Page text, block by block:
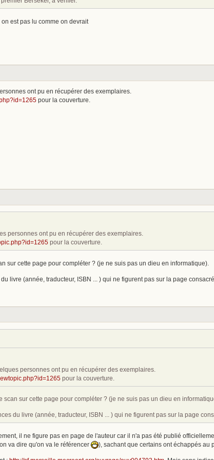
est pas lu comme on devrait
ont pu en récupérer des exemplaires.
pour la couverture.
personnes ont pu en récupérer des exemplaires.
pour la couverture.
sur cette page pour compléter ? (je ne suis pas un dieu en informatique).
livre (année, traducteur, ISBN ... ) qui ne figurent pas sur la page
personnes ont pu en récupérer des exemplaires.
pour la couverture.
scan sur cette page pour compléter ? (je ne suis pas un dieu en
du livre (année, traducteur, ISBN ... ) qui ne figurent pas sur la page
il ne figure pas en page de l'auteur car il n'a pas été publié
va dire qu'on va le référencer
), sachant que certains ont échappés au